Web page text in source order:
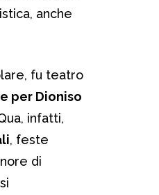
anche
fu teatro
per Dioniso
infatti,
, feste
di